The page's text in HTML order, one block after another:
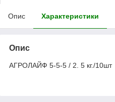
Опис Характеристики
Опис
АГРОЛАЙФ 5-5-5 / 2. 5 кг./10шт